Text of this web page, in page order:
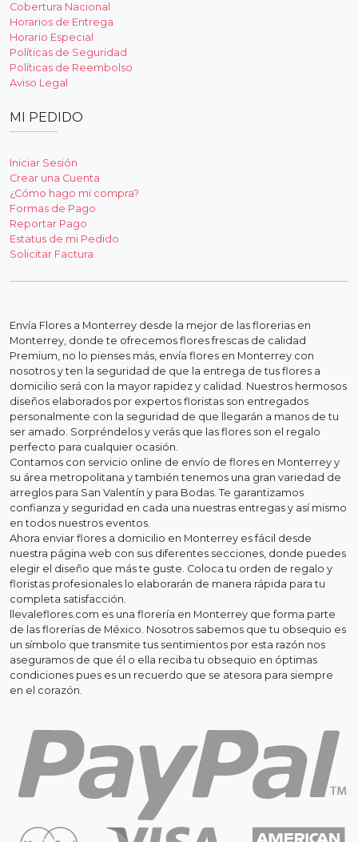
Cobertura Nacional
Horarios de Entrega
Horario Especial
Políticas de Seguridad
Políticas de Reembolso
Aviso Legal
MI PEDIDO
Iniciar Sesión
Crear una Cuenta
¿Cómo hago mi compra?
Formas de Pago
Reportar Pago
Estatus de mi Pedido
Solicitar Factura
Envía Flores a Monterrey desde la mejor de las florerias en
Monterrey, donde te ofrecemos flores frescas de calidad
Premium, no lo pienses más, envía flores en Monterrey con
nosotros y ten la seguridad de que la entrega de tus flores a
domicilio será con la mayor rapidez y calidad. Nuestros hermosos
diseños elaborados por expertos floristas son entregados
personalmente con la seguridad de que llegarán a manos de tu
ser amado. Sorpréndelos y verás que las flores son el regalo
perfecto para cualquier ocasión.
Contamos con servicio online de envío de flores en Monterrey y
su área metropolitana y también tenemos una gran variedad de
arreglos para San Valentín y para Bodas. Te garantizamos
confianza y seguridad en cada una nuestras entregas y así mismo
en todos nuestros eventos.
Ahora enviar flores a domicilio en Monterrey es fácil desde
nuestra página web con sus diferentes secciones, donde puedes
elegir el diseño que más te guste. Coloca tu orden de regalo y
floristas profesionales lo elaborarán de manera rápida para tu
completa satisfacción.
llevaleflores.com es una florería en Monterrey que forma parte
de las florerías de México. Nosotros sabemos que tu obsequio es
un símbolo que transmite tus sentimientos por esta razón nos
aseguramos de que él o ella reciba tu obsequio en óptimas
condiciones pues es un recuerdo que se atesora para siempre
en el corazón.